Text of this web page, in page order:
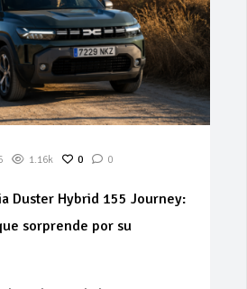
1.16k 0 0
Duster Hybrid 155 Journey:
sorprende por su